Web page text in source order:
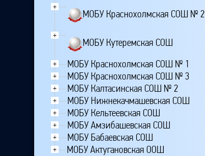
+
МОБУ Краснохолмская СОШ № 2
+
МОБУ Кутеремская СОШ
+ МОБУ Краснохолмская СОШ № 1
+ МОБУ Краснохолмская СОШ № 3
+ МОБУ Калтасинская СОШ № 2
+ МОБУ Нижнекачмашевская СОШ
+ МОБУ Кельтеевская СОШ
+ МОБУ Амзибашевская СОШ
+ МОБУ Бабаевская СОШ
+ МОБУ Актугановская ООШ